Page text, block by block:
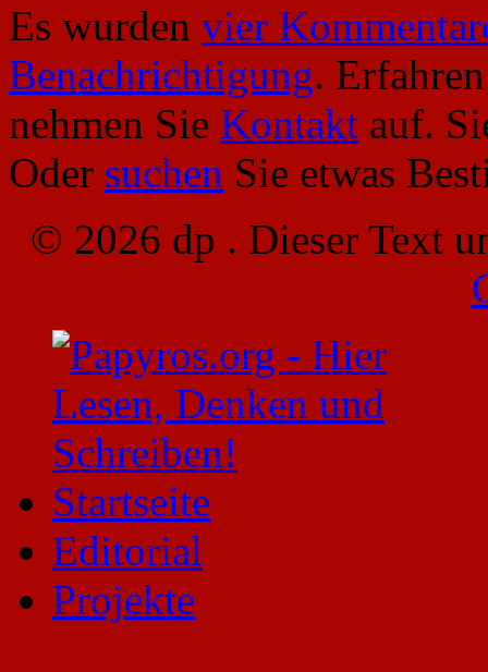
Es wurden vier
Benachrichtigung.
nehmen Sie Kontakt auf.
Oder suchen Sie etwas
© 2026 dp . Dieser Text
Startseite
Editorial
Projekte